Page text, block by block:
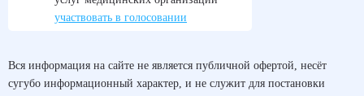
участвовать в голосовании
Вся информация на сайте не является публичной офертой, несёт
сугубо информационный характер, и не служит для постановки